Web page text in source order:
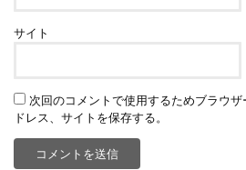
サイト
次回のコメントで使用するためブラウ
ドレス、サイトを保存する。